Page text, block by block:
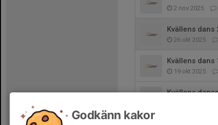
2 nov 2025
Kvällens dans
26 okt 2025
Kvällens dans
19 okt 2025
Kvällens
Godkänn kakor